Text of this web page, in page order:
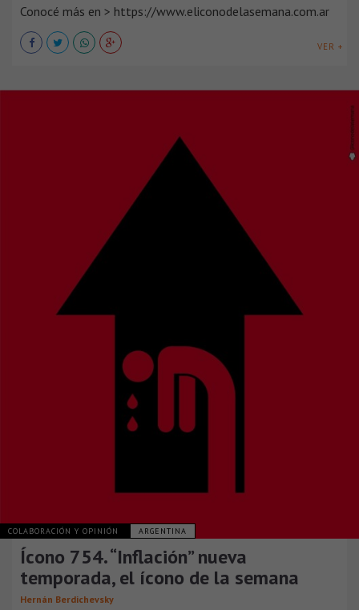
Conocé más en > https://www.eliconodelasemana.com.ar
VER +
COLABORACIÓN Y OPINIÓN ARGENTINA
Ícono 754. “Inflación” nueva
temporada, el ícono de la semana
Hernán Berdichevsky